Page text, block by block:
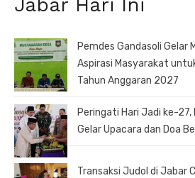
Pemdes Gandasoli Gelar
Aspirasi Masyarakat
Tahun Anggaran 2027
Peringati Hari Jadi ke-
Gelar Upacara dan Doa
Transaksi Judol di Jabar